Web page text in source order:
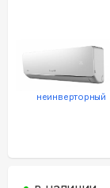
неинверторный